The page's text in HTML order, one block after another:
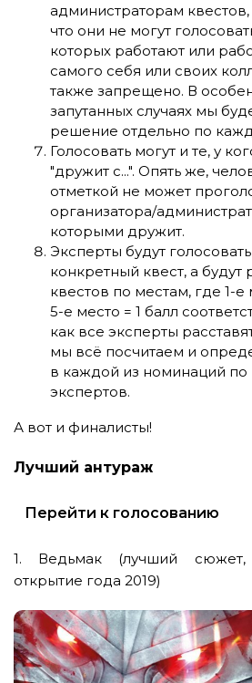
администраторам
что они не могут
которых работают или
самого себя или своих
также запрещено. В
запутанных случаях мы
решение отдельно по
Голосовать могут и те, у
"дружит с...". Опять же,
отметкой не может
организатора/
которыми дружит.
Эксперты будут
конкретный квест, а будут
квестов по местам, где 1-е
5-е место = 1 балл
как все эксперты
мы всё посчитаем и
в каждой из номинаций
экспертов.
А вот и финалисты!
Лучший антураж
Перейти к голосованию
1. Ведьмак (лучший сюжет,
открытие года 2019)